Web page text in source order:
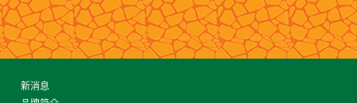
新消息